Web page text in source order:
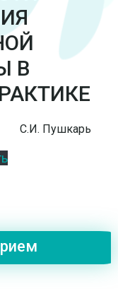
В
С.И. Пушкарь